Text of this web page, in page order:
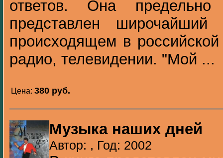
ответов. Она
представлен
происходящем в
радио, телевидении. "Мой ...
Цена: 380 pуб.
Музыка наших дней
Автор: , Год: 2002